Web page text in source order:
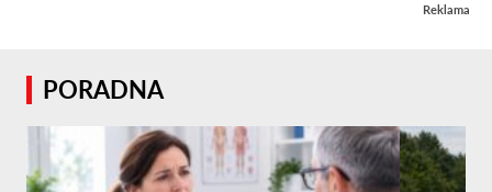
Reklama
PORADNA